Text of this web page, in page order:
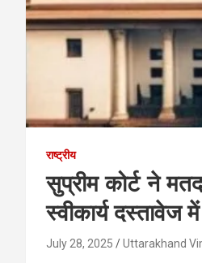
राष्ट्रीय
सुप्रीम कोर्ट ने
स्वीकार्य
July 28, 2025 Uttarakhand